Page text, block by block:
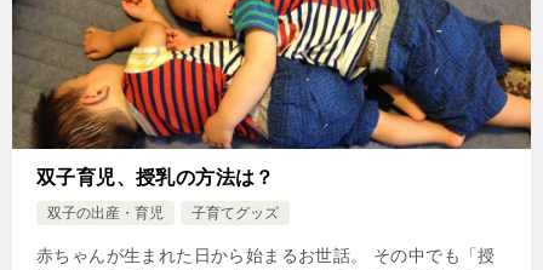
双子育児、授乳の方法は？
双子の出産・育児 子育てグッズ
赤ちゃんが生まれた日から始まるお世話。 その中でも「授